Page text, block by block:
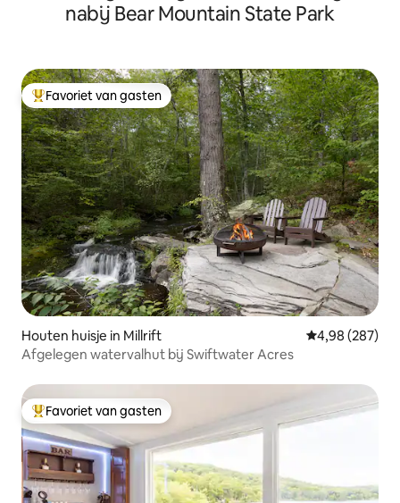
nabij Bear Mountain State Park
Topfavoriet van gasten
Favoriet van gasten
Houten huisje in Millrift Gemiddelde
4,98 (287)
Afgelegen watervalhut bij Swiftwater Acres
Topfavoriet van gasten
Favoriet van gasten